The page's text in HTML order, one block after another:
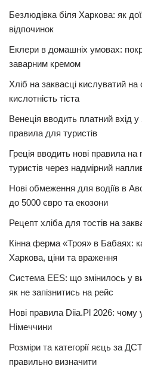
Безлюдівка біля Харкова: як
відпочинок
Еклери в домашніх умовах:
заварним кремом
Хліб на заквасці кислуватий
кислотність тіста
Венеція вводить платний вхід у
правила для туристів
Греція вводить нові правила
туристів через надмірний
Нові обмеження для водіїв в
до 5000 євро та екозони
Рецепт хліба для тостів на
Кінна ферма «Троя» в Бабаях:
Харкова, ціни та враження
Система EES: що змінилось у
як не запізнитись на рейс
Нові правила Diia.Pl 2026: чому
Німеччини
Розміри та категорії яєць за
правильно визначити